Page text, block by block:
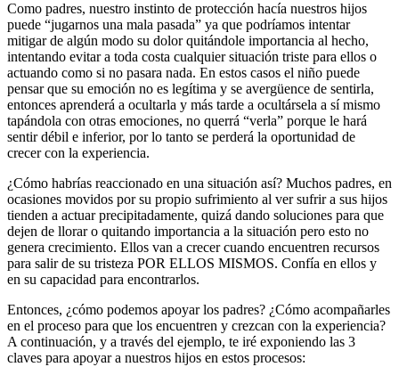
Como padres, nuestro instinto de protección hacía nuestros hijos
puede “jugarnos una mala pasada” ya que podríamos intentar
mitigar de algún modo su dolor quitándole importancia al hecho,
intentando evitar a toda costa cualquier situación triste para ellos o
actuando como si no pasara nada. En estos casos el niño puede
pensar que su emoción no es legítima y se avergüence de sentirla,
entonces aprenderá a ocultarla y más tarde a ocultársela a sí mismo
tapándola con otras emociones, no querrá “verla” porque le hará
sentir débil e inferior, por lo tanto se perderá la oportunidad de
crecer con la experiencia.
¿Cómo habrías reaccionado en una situación así? Muchos padres, en
ocasiones movidos por su propio sufrimiento al ver sufrir a sus hijos
tienden a actuar precipitadamente, quizá dando soluciones para que
dejen de llorar o quitando importancia a la situación pero esto no
genera crecimiento. Ellos van a crecer cuando encuentren recursos
para salir de su tristeza POR ELLOS MISMOS. Confía en ellos y
en su capacidad para encontrarlos.
Entonces, ¿cómo podemos apoyar los padres? ¿Cómo acompañarles
en el proceso para que los encuentren y crezcan con la experiencia?
A continuación, y a través del ejemplo, te iré exponiendo las 3
claves para apoyar a nuestros hijos en estos procesos: